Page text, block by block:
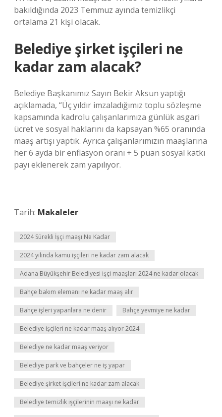
bakıldığında 2023 Temmuz ayında temizlikçi
ortalama 21 kişi olacak.
Belediye şirket işçileri ne
kadar zam alacak?
Belediye Başkanımız Sayın Bekir Aksun yaptığı
açıklamada, “Üç yıldır imzaladığımız toplu sözleşme
kapsamında kadrolu çalışanlarımıza günlük asgari
ücret ve sosyal haklarını da kapsayan %65 oranında
maaş artışı yaptık. Ayrıca çalışanlarımızın maaşlarına
her 6 ayda bir enflasyon oranı + 5 puan sosyal katkı
payı eklenerek zam yapılıyor.
Tarih: Makaleler
2024 Sürekli İşçi maaşı Ne Kadar
2024 yılında kamu işçileri ne kadar zam alacak
Adana Büyükşehir Belediyesi işçi maaşları 2024 ne kadar olacak
Bahçe bakım elemanı ne kadar maaş alır
Bahçe işleri yapanlara ne denir Bahçe yevmiye ne kadar
Belediye işçileri ne kadar maaş alıyor 2024
Belediye ne kadar maaş veriyor
Belediye park ve bahçeler ne iş yapar
Belediye şirket işçileri ne kadar zam alacak
Belediye temizlik işçilerinin maaşı ne kadar